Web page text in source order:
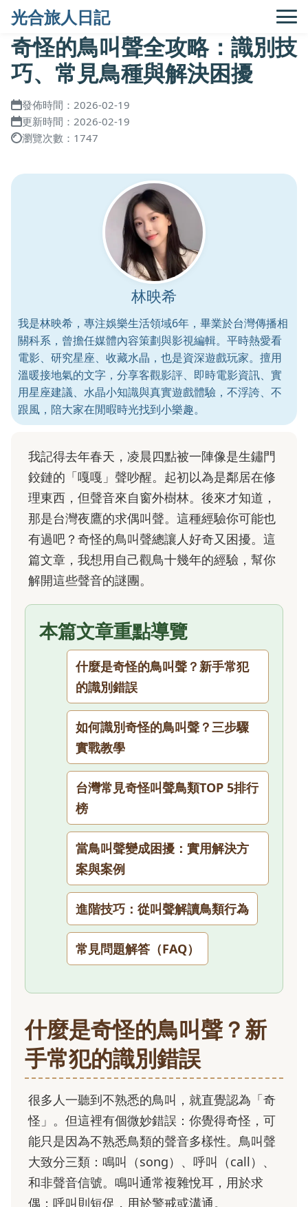
光合旅人日記
奇怪的鳥叫聲全攻略：識別技
巧、常見鳥種與解決困擾
發佈時間：2026-02-19
更新時間：2026-02-19
瀏覽次數：1747
林映希
我是林映希，專注娛樂生活領域6年，畢業於台灣傳播相
關科系，曾擔任媒體內容策劃與影視編輯。平時熱愛看
電影、研究星座、收藏水晶，也是資深遊戲玩家。擅用
溫暖接地氣的文字，分享客觀影評、即時電影資訊、實
用星座建議、水晶小知識與真實遊戲體驗，不浮誇、不
跟風，陪大家在閒暇時光找到小樂趣。
我記得去年春天，凌晨四點被一陣像是生鏽門
鉸鏈的「嘎嘎」聲吵醒。起初以為是鄰居在修
理東西，但聲音來自窗外樹林。後來才知道，
那是台灣夜鷹的求偶叫聲。這種經驗你可能也
有過吧？奇怪的鳥叫聲總讓人好奇又困擾。這
篇文章，我想用自己觀鳥十幾年的經驗，幫你
解開這些聲音的謎團。
本篇文章重點導覽
什麼是奇怪的鳥叫聲？新手常犯
的識別錯誤
如何識別奇怪的鳥叫聲？三步驟
實戰教學
台灣常見奇怪叫聲鳥類TOP 5排行
榜
當鳥叫聲變成困擾：實用解決方
案與案例
進階技巧：從叫聲解讀鳥類行為
常見問題解答（FAQ）
什麼是奇怪的鳥叫聲？新
手常犯的識別錯誤
很多人一聽到不熟悉的鳥叫，就直覺認為「奇
怪」。但這裡有個微妙錯誤：你覺得奇怪，可
能只是因為不熟悉鳥類的聲音多樣性。鳥叫聲
大致分三類：鳴叫（song）、呼叫（call）、
和非聲音信號。鳴叫通常複雜悅耳，用於求
偶；呼叫則短促，用於警戒或溝通。